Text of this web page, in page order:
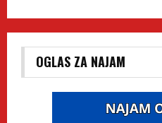
OGLAS ZA NAJAM